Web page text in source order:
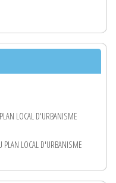
LOCAL D'URBANISME
PLAN LOCAL D'URBANISME